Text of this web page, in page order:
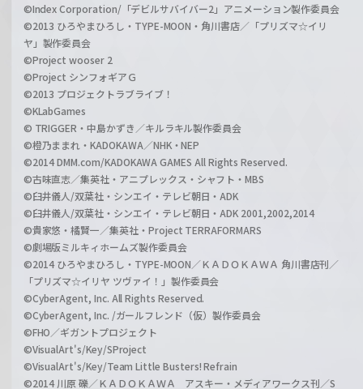
©Index Corporation/「デビルサバイバー2」アニメーション製作委員会
©2013 ひろやまひろし・TYPE-MOON・角川書店／「プリズマ☆イリ
ヤ」製作委員会
©Project wooser 2
©Project シンフォギアＧ
©2013 プロジェクトラブライブ！
©KLabGames
© TRIGGER・中島かずき／キルラキル製作委員会
©橙乃ままれ・KADOKAWA／NHK・NEP
©2014 DMM.com/KADOKAWA GAMES All Rights Reserved.
©古味直志／集英社・アニプレックス・シャフト・MBS
©臼井儀人/双葉社・シンエイ・テレビ朝日・ADK
©臼井儀人/双葉社・シンエイ・テレビ朝日・ADK 2001,2002,2014
©貴家悠・橘賢一／集英社・Project TERRAFORMARS
©劇場版ミルキィホームズ製作委員会
©2014 ひろやまひろし・TYPE-MOON／ＫＡＤＯＫＡＷＡ 角川書店刊／
「プリズマ☆イリヤ ツヴァイ！」製作委員会
©CyberAgent, Inc. All Rights Reserved.
©CyberAgent, Inc. /ガールフレンド（仮）製作委員会
©FHO／ギガントプロジェクト
©VisualArt's/Key/SProject
©VisualArt's/Key/Team Little Busters! Refrain
©2014 川原 礫／ＫＡＤＯＫＡＷＡ アスキー・メディアワークス刊／S